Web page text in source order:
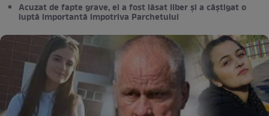
Acuzat de fapte grave, el a fost lăsat liber și a câștigat o
luptă importantă impotriva Parchetului